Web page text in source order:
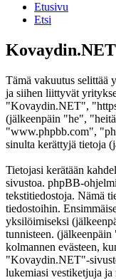
Etusivu
Etsi
Tämä vakuutus
ja siihen liittyvät
"Kovaydin.NET",
(jälkeenpäin "he",
"www.phpbb.com",
sinulta kerättyjä tietoja
Tietojasi kerätään
sivustoa. phpBB-
tekstitiedostoja. Nämä
tiedostoihin.
yksilöimiseksi
tunnisteen.
kolmannen evästeen,
"Kovaydin.NET"-
lukemiasi vestiketjuja ja